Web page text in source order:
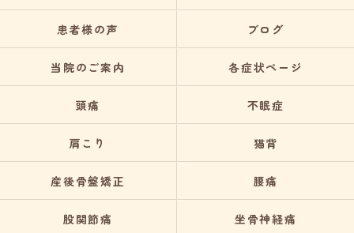
患者様の声 ブログ
当院のご案内 各症状ページ
頭痛 不眠症
肩こり 猫背
産後骨盤矯正 腰痛
股関節痛 坐骨神経痛